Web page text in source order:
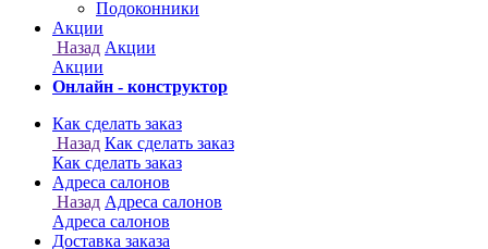
Онлайн - конструктор